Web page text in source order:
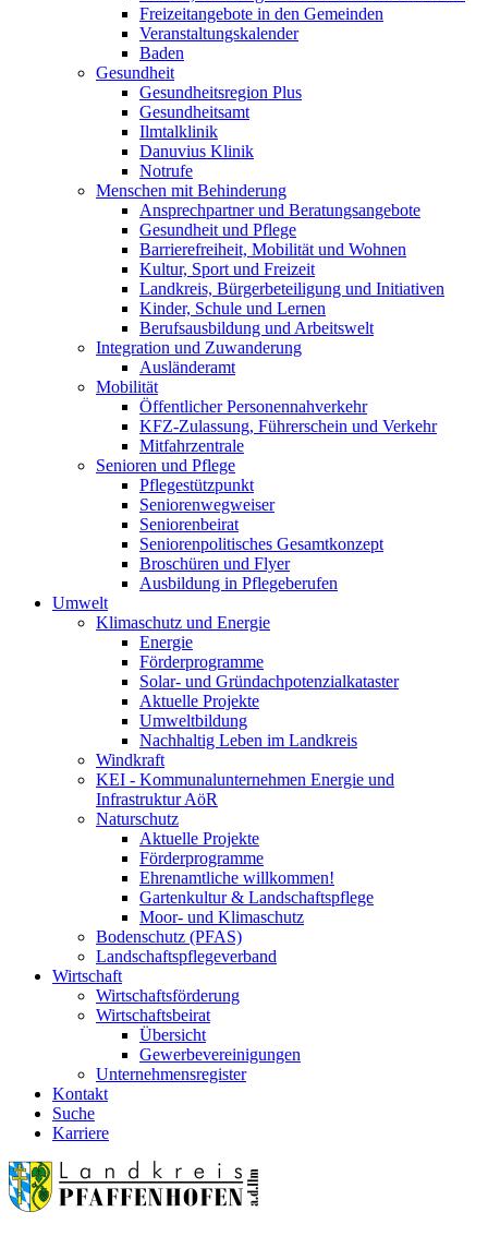
Freizeitangebote in den Gemeinden
Veranstaltungskalender
Baden
Gesundheit
Gesundheitsregion Plus
Gesundheitsamt
Ilmtalklinik
Danuvius Klinik
Notrufe
Menschen mit Behinderung
Ansprechpartner und Beratungsangebote
Gesundheit und Pflege
Barrierefreiheit, Mobilität und Wohnen
Kultur, Sport und Freizeit
Landkreis, Bürgerbeteiligung und Initiativen
Kinder, Schule und Lernen
Berufsausbildung und Arbeitswelt
Integration und Zuwanderung
Ausländeramt
Mobilität
Öffentlicher Personennahverkehr
KFZ-Zulassung, Führerschein und Verkehr
Mitfahrzentrale
Senioren und Pflege
Pflegestützpunkt
Seniorenwegweiser
Seniorenbeirat
Seniorenpolitisches Gesamtkonzept
Broschüren und Flyer
Ausbildung in Pflegeberufen
Umwelt
Klimaschutz und Energie
Energie
Förderprogramme
Solar- und Gründachpotenzialkataster
Aktuelle Projekte
Umweltbildung
Nachhaltig Leben im Landkreis
Windkraft
KEI - Kommunalunternehmen Energie und
Infrastruktur AöR
Naturschutz
Aktuelle Projekte
Förderprogramme
Ehrenamtliche willkommen!
Gartenkultur & Landschaftspflege
Moor- und Klimaschutz
Bodenschutz (PFAS)
Landschaftspflegeverband
Wirtschaft
Wirtschaftsförderung
Wirtschaftsbeirat
Übersicht
Gewerbevereinigungen
Unternehmensregister
Kontakt
Suche
Karriere